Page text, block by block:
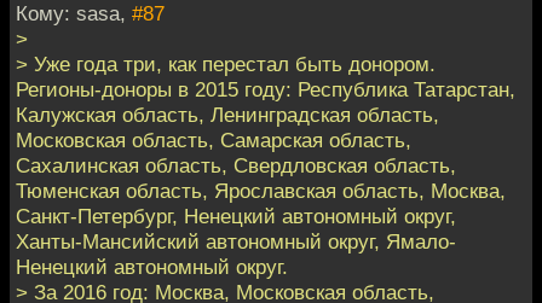
Кому: sasa, #87
>
> Уже года три, как перестал быть донором.
Регионы-доноры в 2015 году: Республика Татарстан,
Калужская область, Ленинградская область,
Московская область, Самарская область,
Сахалинская область, Свердловская область,
Тюменская область, Ярославская область, Москва,
Санкт-Петербург, Ненецкий автономный округ,
Ханты-Мансийский автономный округ, Ямало-
Ненецкий автономный округ.
> За 2016 год: Москва, Московская область,